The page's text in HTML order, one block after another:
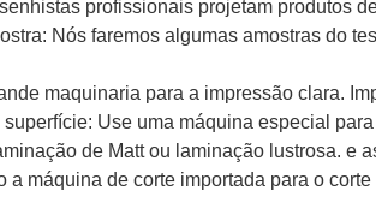
profissionais projetam produtos
Nós faremos algumas amostras do
maquinaria para a impressão clara.
superfície: Use uma máquina especial
de Matt ou laminação lustrosa. e
a máquina de corte importada para o corte